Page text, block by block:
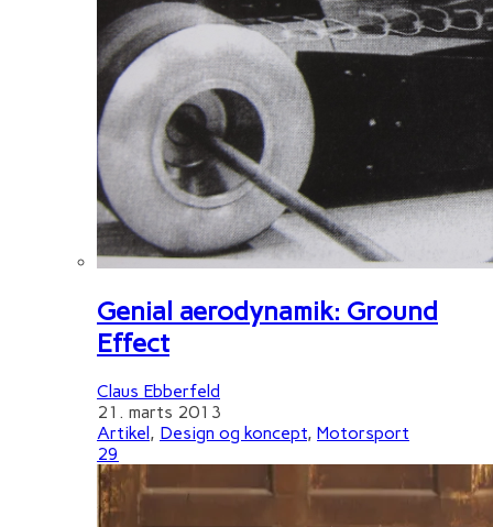
Genial aerodynamik: Ground
Effect
Claus Ebberfeld
21. marts 2013
Artikel, Design og koncept, Motorsport
29